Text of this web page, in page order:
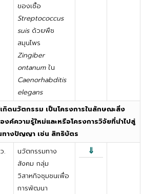
ของเชื้อ
Streptococcus
suisด้วยพืช
สมุนไพร
Zingiber
ontanumใน
Caenorhabditis
elegans
กิดนวัตกรรม เป็นโครงการในลักษณะสิ่ง
ค์ความรู้ใหม่และหรือโครงการวิจัยที่นำไปสู่
างปัญญา เช่น สิทธิบัตร
.
นวัตกรรมทาง
สังคม กลุ่ม
วิสาหกิจชุมชนเพื่อ
การพัฒนา
⇓